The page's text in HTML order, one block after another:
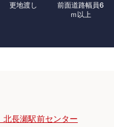
更地渡し
前面道路幅員6
ｍ以上
長瀬駅前センター